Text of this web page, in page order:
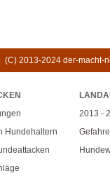
(C) 2013-2024 der-macht-
Hundehaltern
2013 -